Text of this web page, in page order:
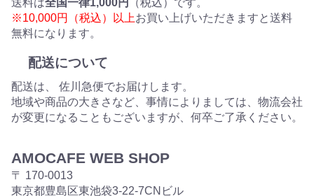
※10,000円（税込）以上お買い上げいただきますと送料
無料になります。
配送について
配送は、 佐川急便でお届けします。
地域や商品の大きさなど、事情によりましては、物流会社
が変更になることもございますが、何卒ご了承ください。
AMOCAFE WEB SHOP
〒 170-0013
東京都豊島区東池袋3-22-7CNビル